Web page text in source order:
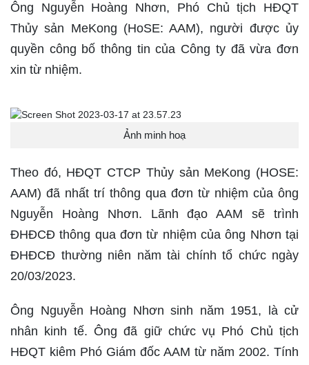
Ông Nguyễn Hoàng Nhơn, Phó Chủ tịch HĐQT
Thủy sản MeKong (HoSE: AAM), người được ủy
quyền công bố thông tin của Công ty đã vừa đơn
xin từ nhiệm.
Ảnh minh hoạ
Theo đó, HĐQT CTCP Thủy sản MeKong (HOSE:
AAM) đã nhất trí thông qua đơn từ nhiệm của ông
Nguyễn Hoàng Nhơn. Lãnh đạo AAM sẽ trình
ĐHĐCĐ thông qua đơn từ nhiệm của ông Nhơn tại
ĐHĐCĐ thường niên năm tài chính tổ chức ngày
20/03/2023.
Ông Nguyễn Hoàng Nhơn sinh năm 1951, là cử
nhân kinh tế. Ông đã giữ chức vụ Phó Chủ tịch
HĐQT kiêm Phó Giám đốc AAM từ năm 2002. Tính